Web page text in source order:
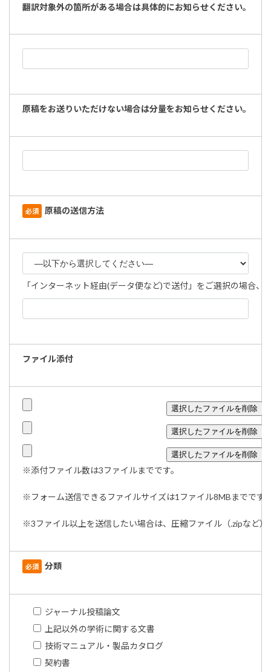
翻訳対象外の箇所がある場合は具体的にお知らせください。
原稿をお送りいただけない場合は分量をお知らせください。
必須 原稿の送信方法
「インターネット経由(データ便など)で送付」をご選択の場合、
ファイル添付
選択したファイルを削除
選択したファイルを削除
選択したファイルを削除
※添付ファイル数は3ファイルまでです。
※フォーム送信できるファイルサイズは1ファイル8MBまでです
※3ファイル以上を送信したい場合は、圧縮ファイル（.zipなど
必須 分類
ジャーナル投稿論文
上記以外の学術に関する文書
技術マニュアル・製品カタログ
契約書